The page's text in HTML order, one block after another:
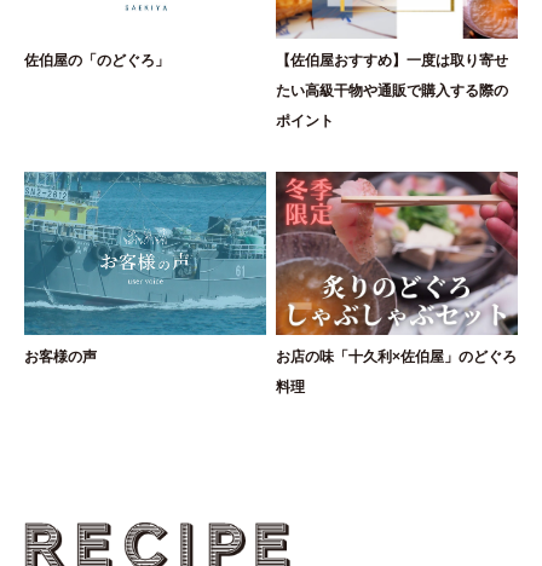
佐伯屋の「のどぐろ」
【佐伯屋おすすめ】一度は取り寄せ
たい高級干物や通販で購入する際の
ポイント
お客様の声
お店の味「十久利×佐伯屋」のどぐろ
料理